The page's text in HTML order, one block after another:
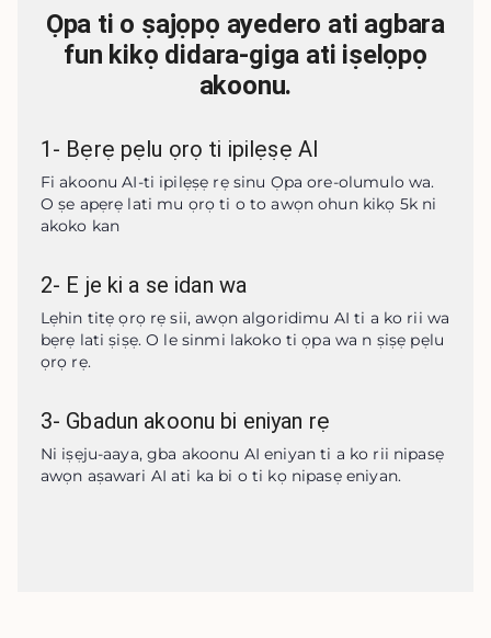
Ọpa ti o ṣajọpọ ayedero ati agbara
fun kikọ didara-giga ati iṣelọpọ
akoonu.
1 - Bẹrẹ pẹlu ọrọ ti ipilẹṣẹ AI
Fi akoonu AI-ti ipilẹṣẹ rẹ sinu Ọpa ore-olumulo wa.
O ṣe apẹrẹ lati mu ọrọ ti o to awọn ohun kikọ 5k ni
akoko kan
2- E je ki a se idan wa
Lẹhin titẹ ọrọ rẹ sii, awọn algoridimu AI ti a ko rii wa
bẹrẹ lati ṣiṣẹ. O le sinmi lakoko ti ọpa wa n ṣiṣẹ pẹlu
ọrọ rẹ.
3- Gbadun akoonu bi eniyan rẹ
Ni iṣẹju-aaya, gba akoonu AI eniyan ti a ko rii nipasẹ
awọn aṣawari AI ati ka bi o ti kọ nipasẹ eniyan.